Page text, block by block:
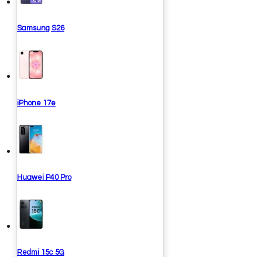
Samsung S26
iPhone 17e
Huawei P40 Pro
Redmi 15c 5G